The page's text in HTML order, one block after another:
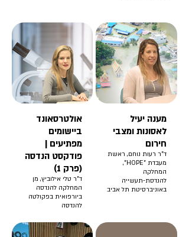
מענה יעיל
לאסונות ומצבי
חירום
ד"ר רעות נוחם, ראשת
מעבדת "HOPE",
המחלקה
להנדסת-תעשייה
באוניברסיטת תל אביב
אולטרסאונד
ביישומים
מפתיעים |
פודקסט הנדסה
(פרק 1)
ד"ר טלי אילוביץ, מן
המחלקה להנדסה
ביורפואית בפקולטה
להנדסה